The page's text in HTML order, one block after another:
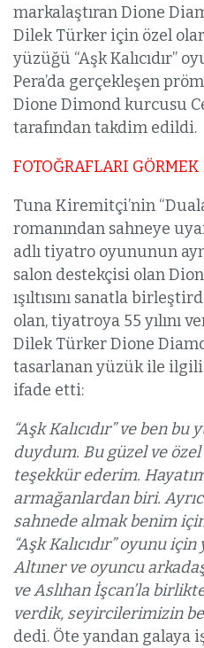
markalaştıran Dione
Dilek Türker için özel
yüzüğü “Aşk Kalıcıdır”
Pera’da gerçekleşen
Dione Dimond kurcusu
tarafından takdim edildi.
FOTOĞRAFLARI
Tuna Kiremitçi’nin
romanından sahneye
adlı tiyatro oyununun
salon destekçisi olan
ışıltısını sanatla
olan, tiyatroya 55 yılını
Dilek Türker Dione
tasarlanan yüzük ile ilgili
ifade etti:
“Aşk Kalıcıdır” ve ben
duydum. Bu güzel ve
teşekkür ederim.
armağanlardan biri.
sahnede almak benim
“Aşk Kalıcıdır” oyunu
Altıner ve oyuncu
ve Aslıhan İşcan’la
verdik, seyircilerimizin
dedi. Öte yandan galaya